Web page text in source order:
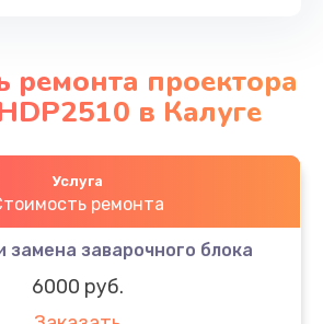
ремонта проектора
в Калуге
Услуга
ремонта
замена заварочного блока
6000 руб.